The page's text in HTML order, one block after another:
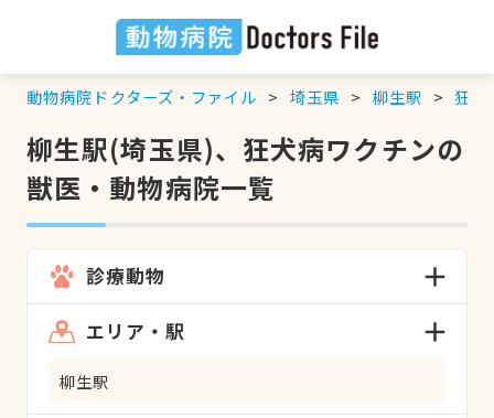
動物病院ドクターズ・ファイル 埼玉県 柳生駅 狂犬
柳生駅(埼玉県)、狂犬病ワクチンの
獣医・動物病院一覧
診療動物
エリア・駅
柳生駅